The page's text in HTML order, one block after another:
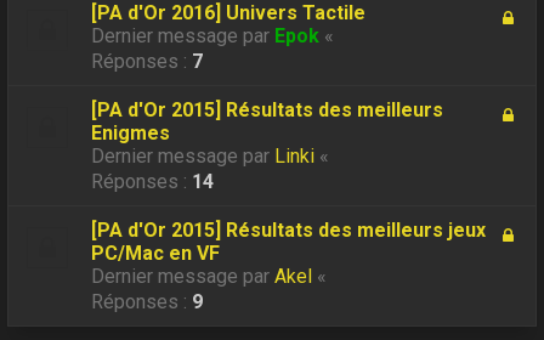
[PA d'Or 2016] Univers Tactile
Dernier message par Epok «
Réponses : 7
[PA d'Or 2015] Résultats des meilleurs
Enigmes
Dernier message par Linki «
Réponses : 14
[PA d'Or 2015] Résultats des meilleurs jeux
PC/Mac en VF
Dernier message parAkel «
Réponses : 9